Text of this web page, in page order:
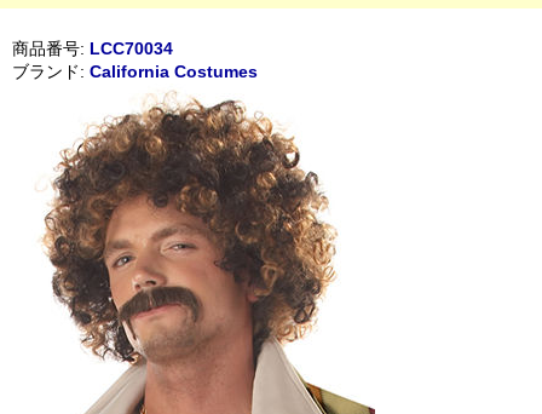
商品番号: LCC70034
ブランド: California Costumes